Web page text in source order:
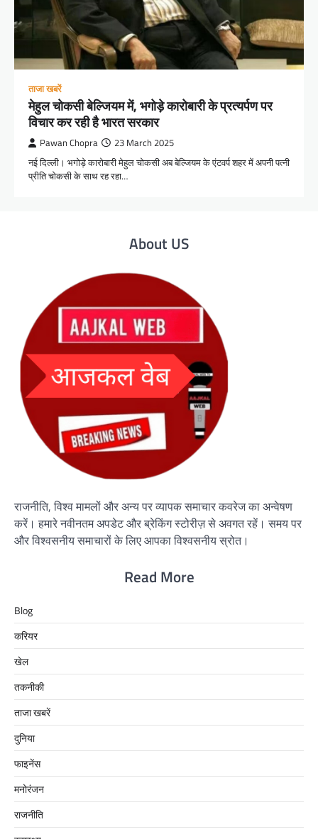
ताजा खबरें
मेहुल चोकसी बेल्जियम में, भगोड़े कारोबारी के प्रत्यर्पण पर
विचार कर रही है भारत सरकार
Pawan Chopra 23 March 2025
नई दिल्ली। भगोड़े कारोबारी मेहुल चोकसी अब बेल्जियम के एंटवर्प शहर में अपनी पत्नी
प्रीति चोकसी के साथ रह रहा…
About US
राजनीति, विश्व मामलों और अन्य पर व्यापक समाचार कवरेज का अन्वेषण
करें। हमारे नवीनतम अपडेट और ब्रेकिंग स्टोरीज़ से अवगत रहें। समय पर
और विश्वसनीय समाचारों के लिए आपका विश्वसनीय स्रोत।
Read More
Blog
करियर
खेल
तकनीकी
ताजा खबरें
दुनिया
फाइनेंस
मनोरंजन
राजनीति